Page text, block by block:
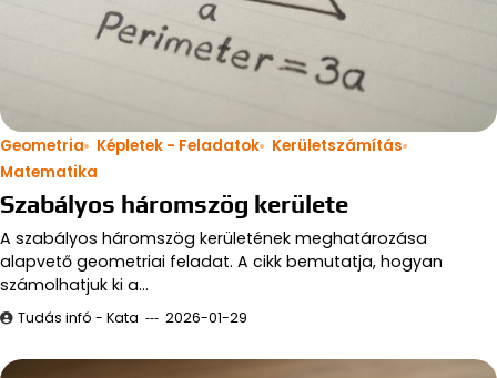
Geometria Képletek - Feladatok
Kerületszámítás
Matematika
Szabályos háromszög kerülete
A szabályos háromszög kerületének meghatározása
alapvető geometriai feladat. A cikk bemutatja, hogyan
számolhatjuk ki a…
Tudás infó - Kata 2026-01-29